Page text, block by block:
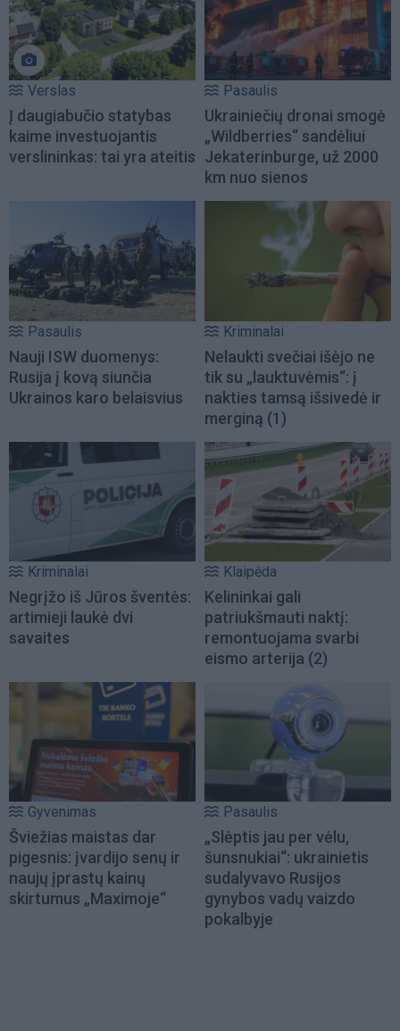
Verslas
Į daugiabučio statybas
kaime investuojantis
verslininkas: tai yra ateitis
Pasaulis
Ukrainiečių dronai smogė
„Wildberries“ sandėliui
Jekaterinburge, už 2000
km nuo sienos
Pasaulis
Nauji ISW duomenys:
Rusija į kovą siunčia
Ukrainos karo belaisvius
Kriminalai
Nelaukti svečiai išėjo ne
tik su „lauktuvėmis“: į
nakties tamsą išsivedė ir
merginą (1)
Kriminalai
Negrįžo iš Jūros šventės:
artimieji laukė dvi
savaites
Klaipėda
Kelininkai gali
patriukšmauti naktį:
remontuojama svarbi
eismo arterija (2)
Gyvenimas
Šviežias maistas dar
pigesnis: įvardijo senų ir
naujų įprastų kainų
skirtumus „Maximoje“
Pasaulis
„Slėptis jau per vėlu,
šunsnukiai“: ukrainietis
sudalyvavo Rusijos
gynybos vadų vaizdo
pokalbyje